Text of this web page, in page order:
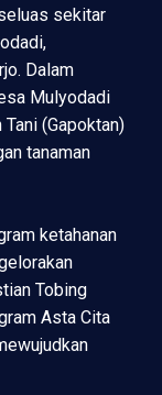
sekitar
Dalam
Mulyodadi
(Gapoktan)
tanaman
ketahanan
Tobing
Asta Cita